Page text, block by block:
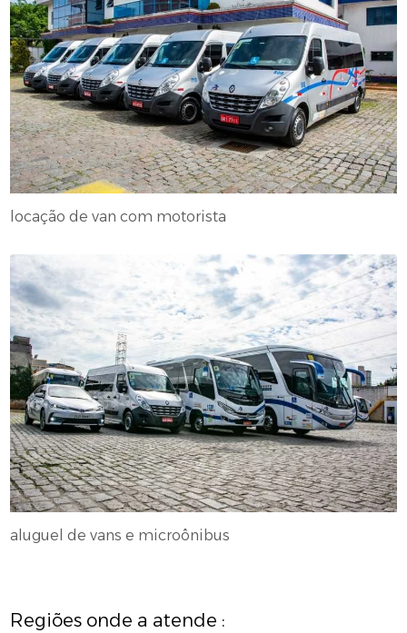
locação de van com motorista
aluguel de vans e microônibus
Regiões onde a atende :